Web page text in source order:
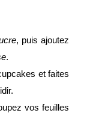
, puis ajoutez
.
et faites
vos feuilles